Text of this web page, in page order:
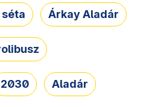
Árkay Aladár
2030 Aladár